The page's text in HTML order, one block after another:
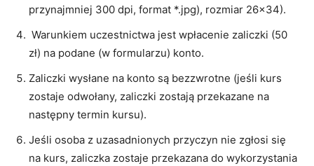
przynajmniej 300 dpi, format *.jpg), rozmiar 26×34).
Warunkiem uczestnictwa jest wpłacenie zaliczki (50
zł) na podane (w formularzu) konto.
Zaliczki wysłane na konto są bezzwrotne (jeśli kurs
zostaje odwołany, zaliczki zostają przekazane na
następny termin kursu).
Jeśli osoba z uzasadnionych przyczyn nie zgłosi się
na kurs, zaliczka zostaje przekazana do wykorzystania